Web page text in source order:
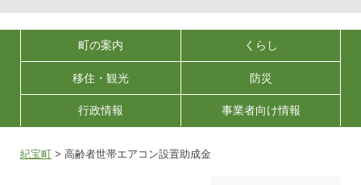
町の案内 くらし
移住・観光 防災
行政情報 事業者向け情報
紀宝町 > 高齢者世帯エアコン設置助成金